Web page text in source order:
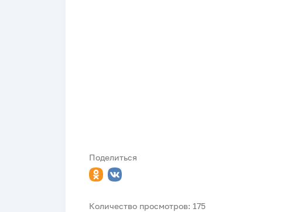
Поделиться
Количество просмотров: 175